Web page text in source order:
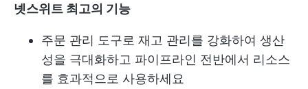
넷스위트 최고의 기능
주문 관리 도구로 재고 관리를 강화하여 생산
성을 극대화하고 파이프라인 전반에서 리소스
를 효과적으로 사용하세요